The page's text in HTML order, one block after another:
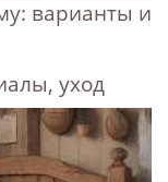
варианты и
уход